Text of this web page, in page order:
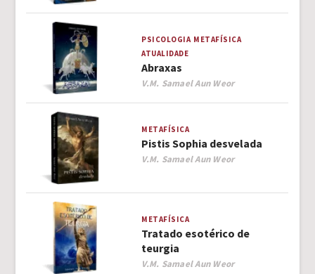
PSICOLOGIA METAFÍSICA
ATUALIDADE
Abraxas
Author
V.M. Samael Aun Weor
METAFÍSICA
Pistis Sophia desvelada
Author
V.M. Samael Aun Weor
METAFÍSICA
Tratado esotérico de
teurgia
Author
V.M. Samael Aun Weor